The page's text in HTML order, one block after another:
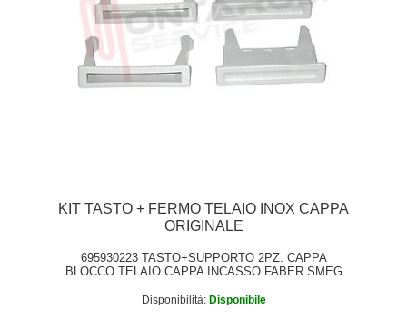
KIT TASTO + FERMO TELAIO INOX CAPPA
ORIGINALE
695930223 TASTO+SUPPORTO 2PZ. CAPPA
BLOCCO TELAIO CAPPA INCASSO FABER SMEG
Disponibilità: Disponibile